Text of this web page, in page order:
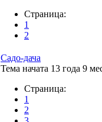
Страница:
1
2
Садо-дача
Тема начата 13 года 9
Страница:
1
2